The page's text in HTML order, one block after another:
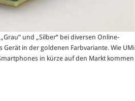
und „Silber“ bei diversen Online-
in der goldenen Farbvariante. Wie UMi
in kürze auf den Markt kommen